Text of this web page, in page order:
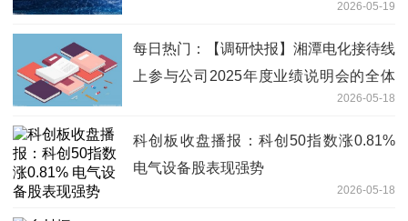
2026-05-19
每日热门：【调研快报】湘潭电化接待线
上参与公司2025年度业绩说明会的全体
2026-05-18
科创板收盘播报：科创50指数涨0.81%
电气设备股表现强势
2026-05-18